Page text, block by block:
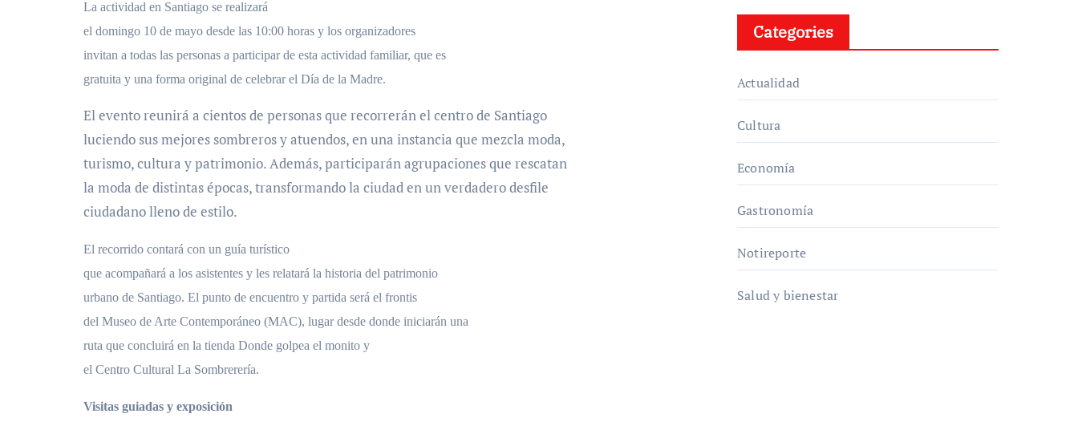
La actividad en Santiago se realizará
el domingo 10 de mayo desde las 10:00 horas y los organizadores
invitan a todas las personas a participar de esta actividad familiar, que es
gratuita y una forma original de celebrar el Día de la Madre.
El evento reunirá a cientos de personas que recorrerán el centro de Santiago
luciendo sus mejores sombreros y atuendos, en una instancia que mezcla moda,
turismo, cultura y patrimonio. Además, participarán agrupaciones que rescatan
la moda de distintas épocas, transformando la ciudad en un verdadero desfile
ciudadano lleno de estilo.
El recorrido contará con un guía turístico
que acompañará a los asistentes y les relatará la historia del patrimonio
urbano de Santiago. El punto de encuentro y partida será el frontis
del Museo de Arte Contemporáneo (MAC), lugar desde donde iniciarán una
ruta que concluirá en la tienda Donde golpea el monito y
el Centro Cultural La Sombrerería.
Visitas guiadas y exposición
Categories
Actualidad
Cultura
Economía
Gastronomía
Notireporte
Salud y bienestar